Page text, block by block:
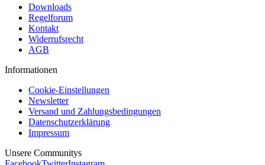
Downloads
Regelforum
Kontakt
Widerrufsrecht
AGB
Informationen
Cookie-Einstellungen
Newsletter
Versand und Zahlungsbedingungen
Datenschutzerklärung
Impressum
Unsere Communitys